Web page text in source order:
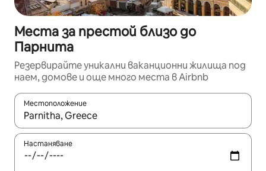
Места за престой близо до
Парнита
Резервирайте уникални ваканционни жилища под
наем, домове и още много места в Airbnb
Местоположение
Когато резултатите се покажат, използвайте
Настаняване